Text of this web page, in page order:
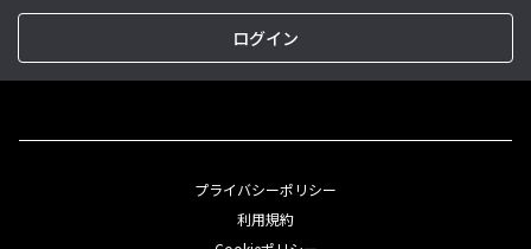
ログイン
プライバシーポリシー
利用規約